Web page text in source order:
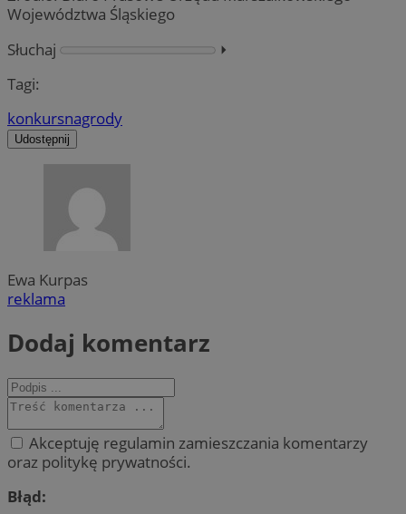
Województwa Śląskiego
Słuchaj
⏵︎
Tagi:
konkursnagrody
Udostępnij
Ewa Kurpas
reklama
Dodaj komentarz
Akceptuję regulamin zamieszczania komentarzy
oraz politykę prywatności.
Błąd: